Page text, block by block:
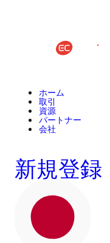
ホーム
取引
資源
パートナー
会社
新規登録